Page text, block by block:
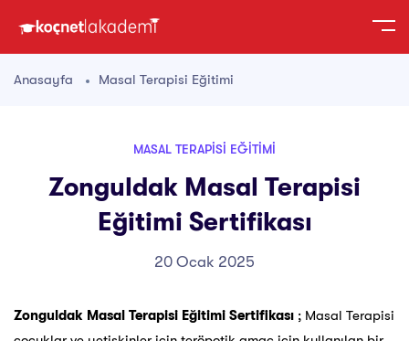
Anasayfa Masal Terapisi Eğitimi
MASAL TERAPISI EĞITIMI
Zonguldak Masal Terapisi
Eğitimi Sertifikası
20 Ocak 2025
Zonguldak Masal Terapisi Eğitimi Sertifikası ; Masal Terapisi